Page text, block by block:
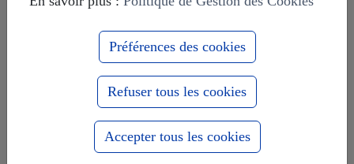
Préférences des cookies
Refuser tous les cookies
Accepter tous les cookies